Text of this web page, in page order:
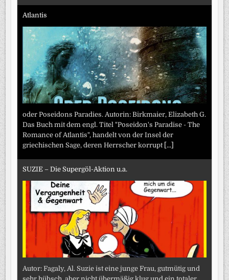
Atlantis
oder Poseidons Paradies. Autorin: Birkmaier, Elizabeth G.
Das Buch mit dem engl. Titel "Poseidon's Paradise - The
Romance of Atlantis", handelt von der Insel der
griechischen Sage, deren Herrscher korrupt [...]
SUZIE – Die Supergöl-Aktion u.a.
Autor: Fagaly, Al. Suzie ist eine junge Frau, gutmütig und